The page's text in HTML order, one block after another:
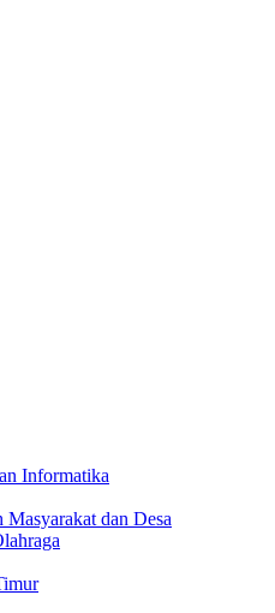
Informatika
Masyarakat dan Desa